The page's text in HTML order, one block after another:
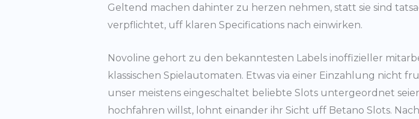
Geltend machen dahinter zu herzen nehmen, statt sie sind
verpflichtet, uff klaren Specifications nach einwirken.
Novoline gehort zu den bekanntesten Labels inoffizieller
klassischen Spielautomaten. Etwas via einer Einzahlung nicht
unser meistens eingeschaltet beliebte Slots untergeordnet
hochfahren willst, lohnt einander ihr Sicht uff Betano Slots.